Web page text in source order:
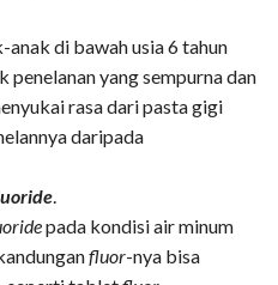
di bawah usia 6 tahun
penelanan yang sempurna dan
rasa dari pasta gigi
daripada
.
pada kondisi air minum
fluor-nya bisa